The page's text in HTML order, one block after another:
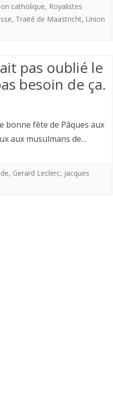
catholique, Royalistes
, Traité de Maastricht, Union
pas oublié le
besoin de ça.
bonne fête de Pâques aux
aux musulmans de…
, Gerard Leclerc, Jacques